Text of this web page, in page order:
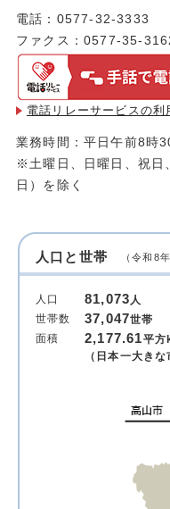
電話：0577-32-3333
ファクス：0577-35-
電話リレーサービスの利
業務時間：平日午前8時
※土曜日、日曜日、祝日
日）を除く
人口と世帯 （令和8
人口 81,073人
世帯数
37,047世帯
面積
2,177.61平方
（日本一大きな